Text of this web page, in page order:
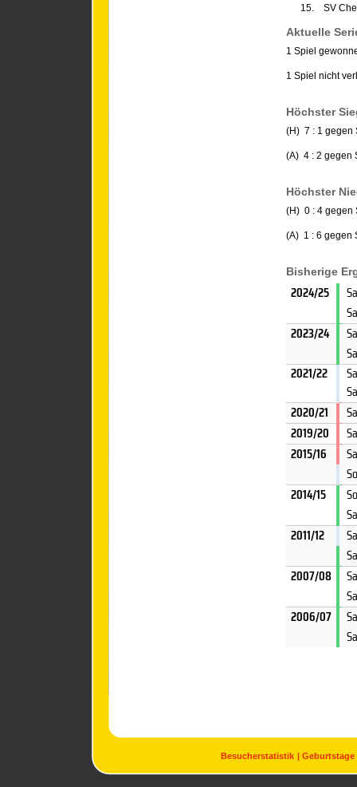
15.
SV
Aktuelle
1 Spiel
1 Spiel nicht
Höchster
(H) 7 : 1 gegen
(A) 4 : 2 gegen
Höchster
(H) 0 : 4 gegen
(A) 1 : 6 gegen
Bisherige
2024/25
2023/24
2021/22
2020/21
2019/20
2015/16
2014/15
2011/12
2007/08
2006/07
Besucherstatistik Geburtstage